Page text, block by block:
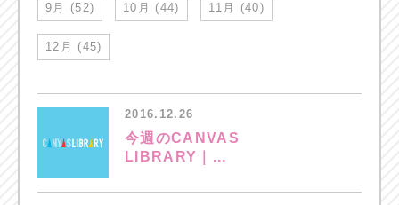
9月 (52) 10月 (44) 11月 (40)
12月 (45)
2016.12.26
今週のCANVAS
LIBRARY｜...